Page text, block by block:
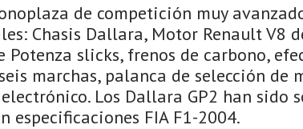
de competición muy
Chasis Dallara, Motor Renault V8
Potenza slicks, frenos de carbono,
marchas, palanca de selección de
Los Dallara GP2 han sido
especificaciones FIA F1-2004.